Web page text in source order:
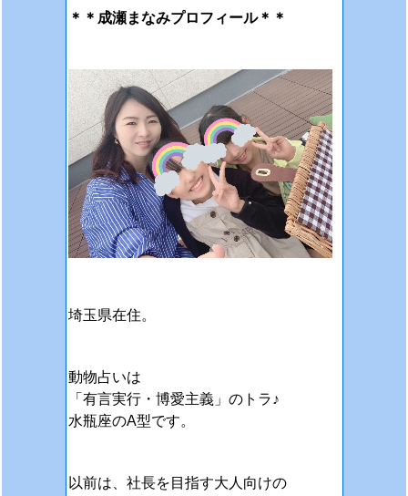
＊＊成瀬まなみプロフィール＊＊
埼玉県在住。
動物占いは
「有言実行・博愛主義」のトラ♪
水瓶座のA型です。
以前は、社長を目指す大人向けの